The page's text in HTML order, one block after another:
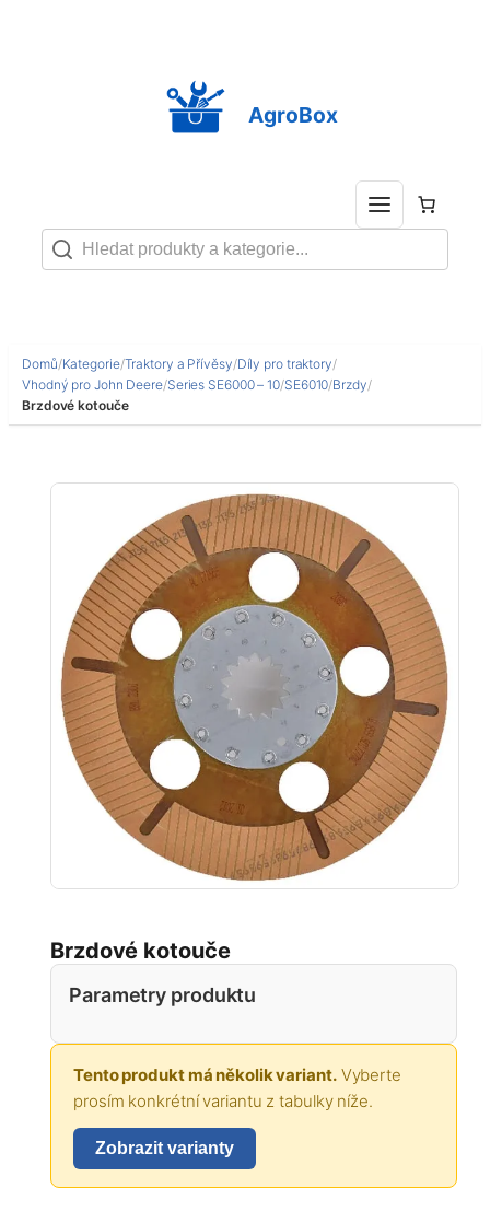
AgroBox
Domů/Kategorie/Traktory a Přívěsy/Díly pro traktory/
Vhodný pro John Deere/Series SE6000 – 10/SE6010/Brzdy/
Brzdové kotouče
Brzdové kotouče
Parametry produktu
Tento produkt má několik variant.Vyberte
prosím konkrétní variantu z tabulky níže.
Zobrazit varianty